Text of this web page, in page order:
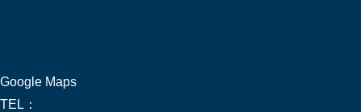
Google Maps
TEL：